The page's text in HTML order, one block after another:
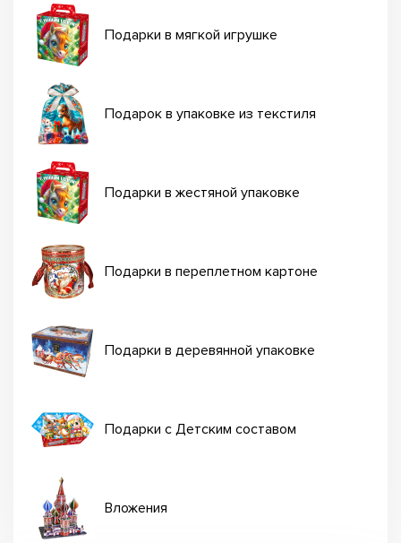
Подарки в мягкой игрушке
Подарок в упаковке из текстиля
Подарки в жестяной упаковке
Подарки в переплетном картоне
Подарки в деревянной упаковке
Подарки с Детским составом
Вложения